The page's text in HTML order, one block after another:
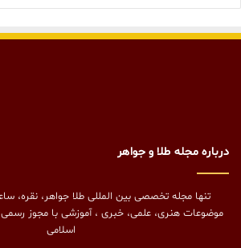
درباره مجله طلا و جواهر
تنها مجله تخصصی بین المللی طلا جواهر، نقره،
موضوعات هنری، علمی، خبری ، آموزشی با مجوز رسمی
اسلامی